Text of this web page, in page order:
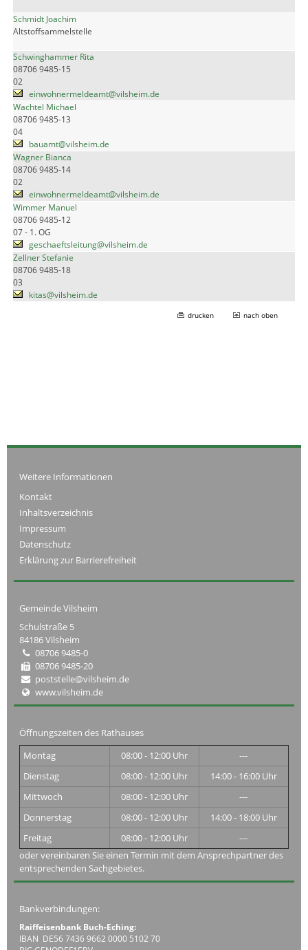
Schmidt Joachim
Altstoffsammelstelle
Schwinghammer Rita
08706 9485-15
02
einwohnermeldeamt@vilsheim.de
Wachtel Michael
08706 9485-13
04
bauamt@vilsheim.de
Wagner Bianca
08706 9485-14
02
einwohnermeldeamt@vilsheim.de
Wimmer Manuel
08706 9485-12
07 - 1. OG
geschaeftsleitung@vilsheim.de
Zellner Stefanie
08706 9485-18
03
kitas@vilsheim.de
drucken nach oben
Weitere Informationen
Kontakt
Inhaltsverzeichnis
Impressum
Datenschutz
Erklärung zur Barrierefreiheit
Gemeinde Vilsheim
Schulstraße 5
84186 Vilsheim
08706 9485-0
08706 9485-20
poststelle@vilsheim.de
www.vilsheim.de
Öffnungszeiten des Rathauses
Montag
08:00 - 12:00 Uhr
---
Dienstag
08:00 - 12:00 Uhr
14:00 - 16:00 Uhr
Mittwoch
08:00 - 12:00 Uhr
---
Donnerstag
08:00 - 12:00 Uhr
14:00 - 18:00 Uhr
Freitag
08:00 - 12:00 Uhr
---
oder vereinbaren Sie einen Termin mit dem Ansprechpartner des
entsprechenden Sachgebietes.
Bankverbindungen:
Raiffeisenbank Buch-Eching:
IBAN DE56 7436 9662 0000 5102 70